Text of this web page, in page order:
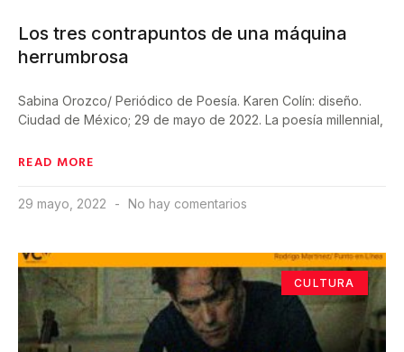
Los tres contrapuntos de una máquina
herrumbrosa
Sabina Orozco/ Periódico de Poesía. Karen Colín: diseño.
Ciudad de México; 29 de mayo de 2022. La poesía millennial,
READ MORE
29 mayo, 2022 No hay comentarios
CULTURA